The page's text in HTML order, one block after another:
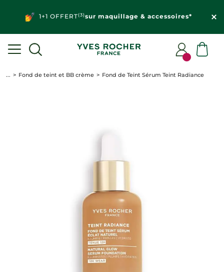
1+1 OFFERT(3)sur maquillage & accessoires*
... Fond de teint et BB crème Fond de Teint Sérum Teint Radiance